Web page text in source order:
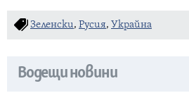
Зеленски, Русия, Украйна
Водещи новини